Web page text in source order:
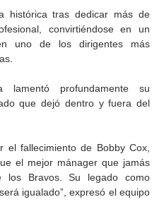
histórica tras dedicar más de
convirtiéndose en un
uno de los dirigentes más
lamentó profundamente su
que dejó dentro y fuera del
el fallecimiento de Bobby Cox,
el mejor mánager que jamás
los Bravos. Su legado como
igualado”, expresó el equipo